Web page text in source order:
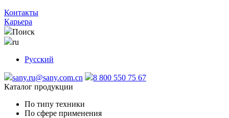
Контакты
Карьера
Поиск
ru
Русский
sany.ru@sany.com.cn
8 800 550 75 67
Каталог продукции
По типу техники
По сфере применения